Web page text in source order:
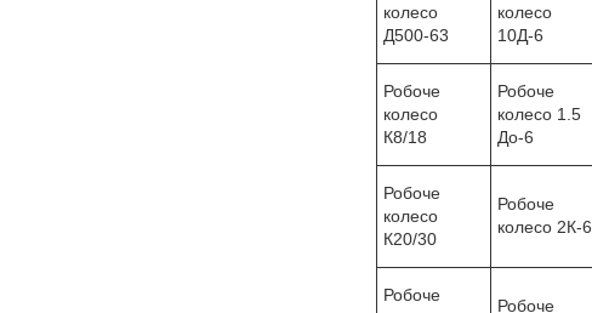
колесо
Д500-63
колесо
10Д-6
Робоче
колесо
К8/18
Робоче
колесо 1.5
До-6
Робоче
колесо
К20/30
Робоче
колесо 2К-6
Робоче
Робоче